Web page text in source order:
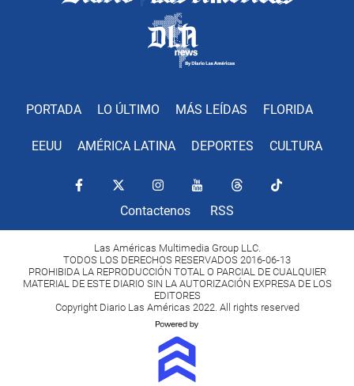
PORTADA LO ÚLTIMO MÁS LEÍDAS FLORIDA
EEUU AMÉRICA LATINA DEPORTES CULTURA
Contactenos RSS
Las Américas Multimedia Group LLC.
TODOS LOS DERECHOS RESERVADOS 2016-06-13
PROHIBIDA LA REPRODUCCIÓN TOTAL O PARCIAL DE CUALQUIER
MATERIAL DE ESTE DIARIO SIN LA AUTORIZACIÓN EXPRESA DE LOS
EDITORES
Copyright Diario Las Américas 2022. All rights reserved